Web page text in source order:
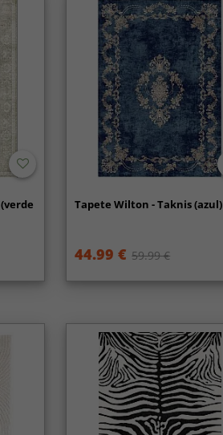
Tapete Wilton - Taknis (azul)
44.99 € 59.99 €